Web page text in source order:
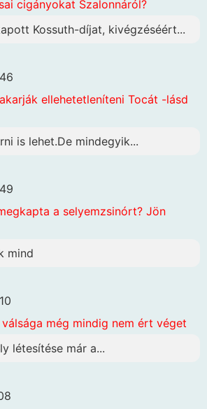
cigányokat Szalonnáról?
Kossuth-díjat, kivégzéséért...
ellehetetleníteni Tocát -lásd
is lehet.De mindegyik...
a selyemzsinórt? Jön
mind
még mindig nem ért véget
létesítése már a...